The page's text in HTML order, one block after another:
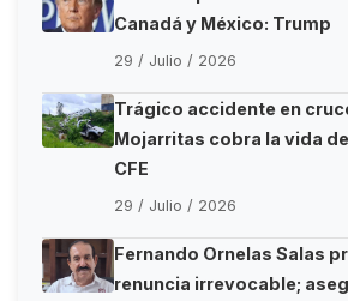
Canadá y México: Trump
29 / Julio / 2026
Trágico accidente en
Mojarritas cobra la vida
CFE
29 / Julio / 2026
Fernando Ornelas Salas
renuncia irrevocable;